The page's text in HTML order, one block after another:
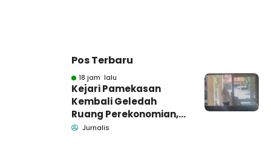
Pos Terbaru
18 jam lalu
Kejari Pamekasan
Kembali Geledah
Ruang Perekonomian,
Pidsus: Tunggu Saja!
Jurnalis